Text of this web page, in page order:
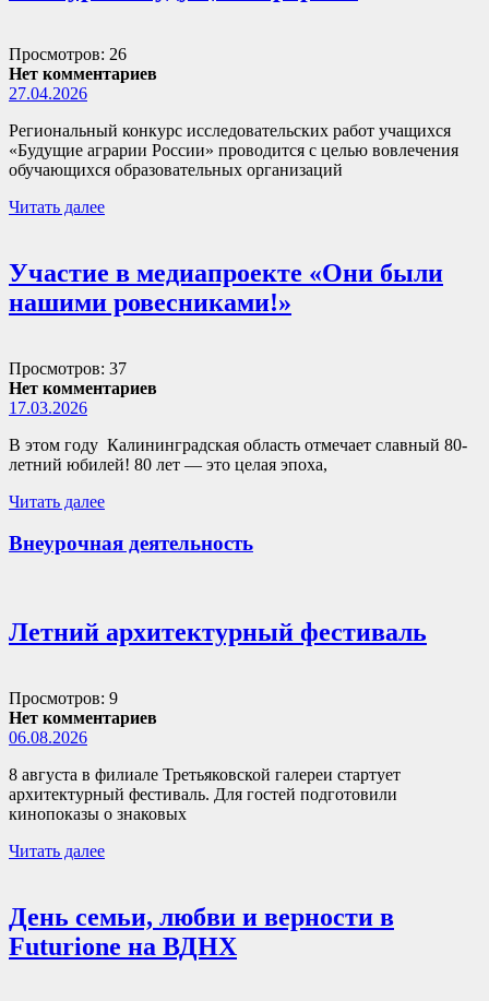
Просмотров: 26
Нет комментариев
27.04.2026
Региональный конкурс исследовательских работ учащихся
«Будущие аграрии России» проводится с целью вовлечения
обучающихся образовательных организаций
Читать далее
Участие в медиапроекте «Они были
нашими ровесниками!»
Просмотров: 37
Нет комментариев
17.03.2026
В этом году Калининградская область отмечает славный 80-
летний юбилей! 80 лет — это целая эпоха,
Читать далее
Внеурочная деятельность
Летний архитектурный фестиваль
Просмотров: 9
Нет комментариев
06.08.2026
8 августа в филиале Третьяковской галереи стартует
архитектурный фестиваль. Для гостей подготовили
кинопоказы о знаковых
Читать далее
День семьи, любви и верности в
Futurione на ВДНХ